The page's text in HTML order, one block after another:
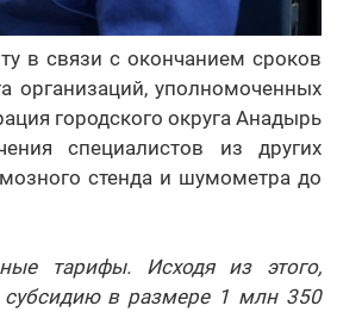
в связи с окончанием сроков
организаций, уполномоченных
городского округа Анадырь
специалистов из других
стенда и шумометра до
тарифы. Исходя из этого,
субсидию в размере 1 млн 350